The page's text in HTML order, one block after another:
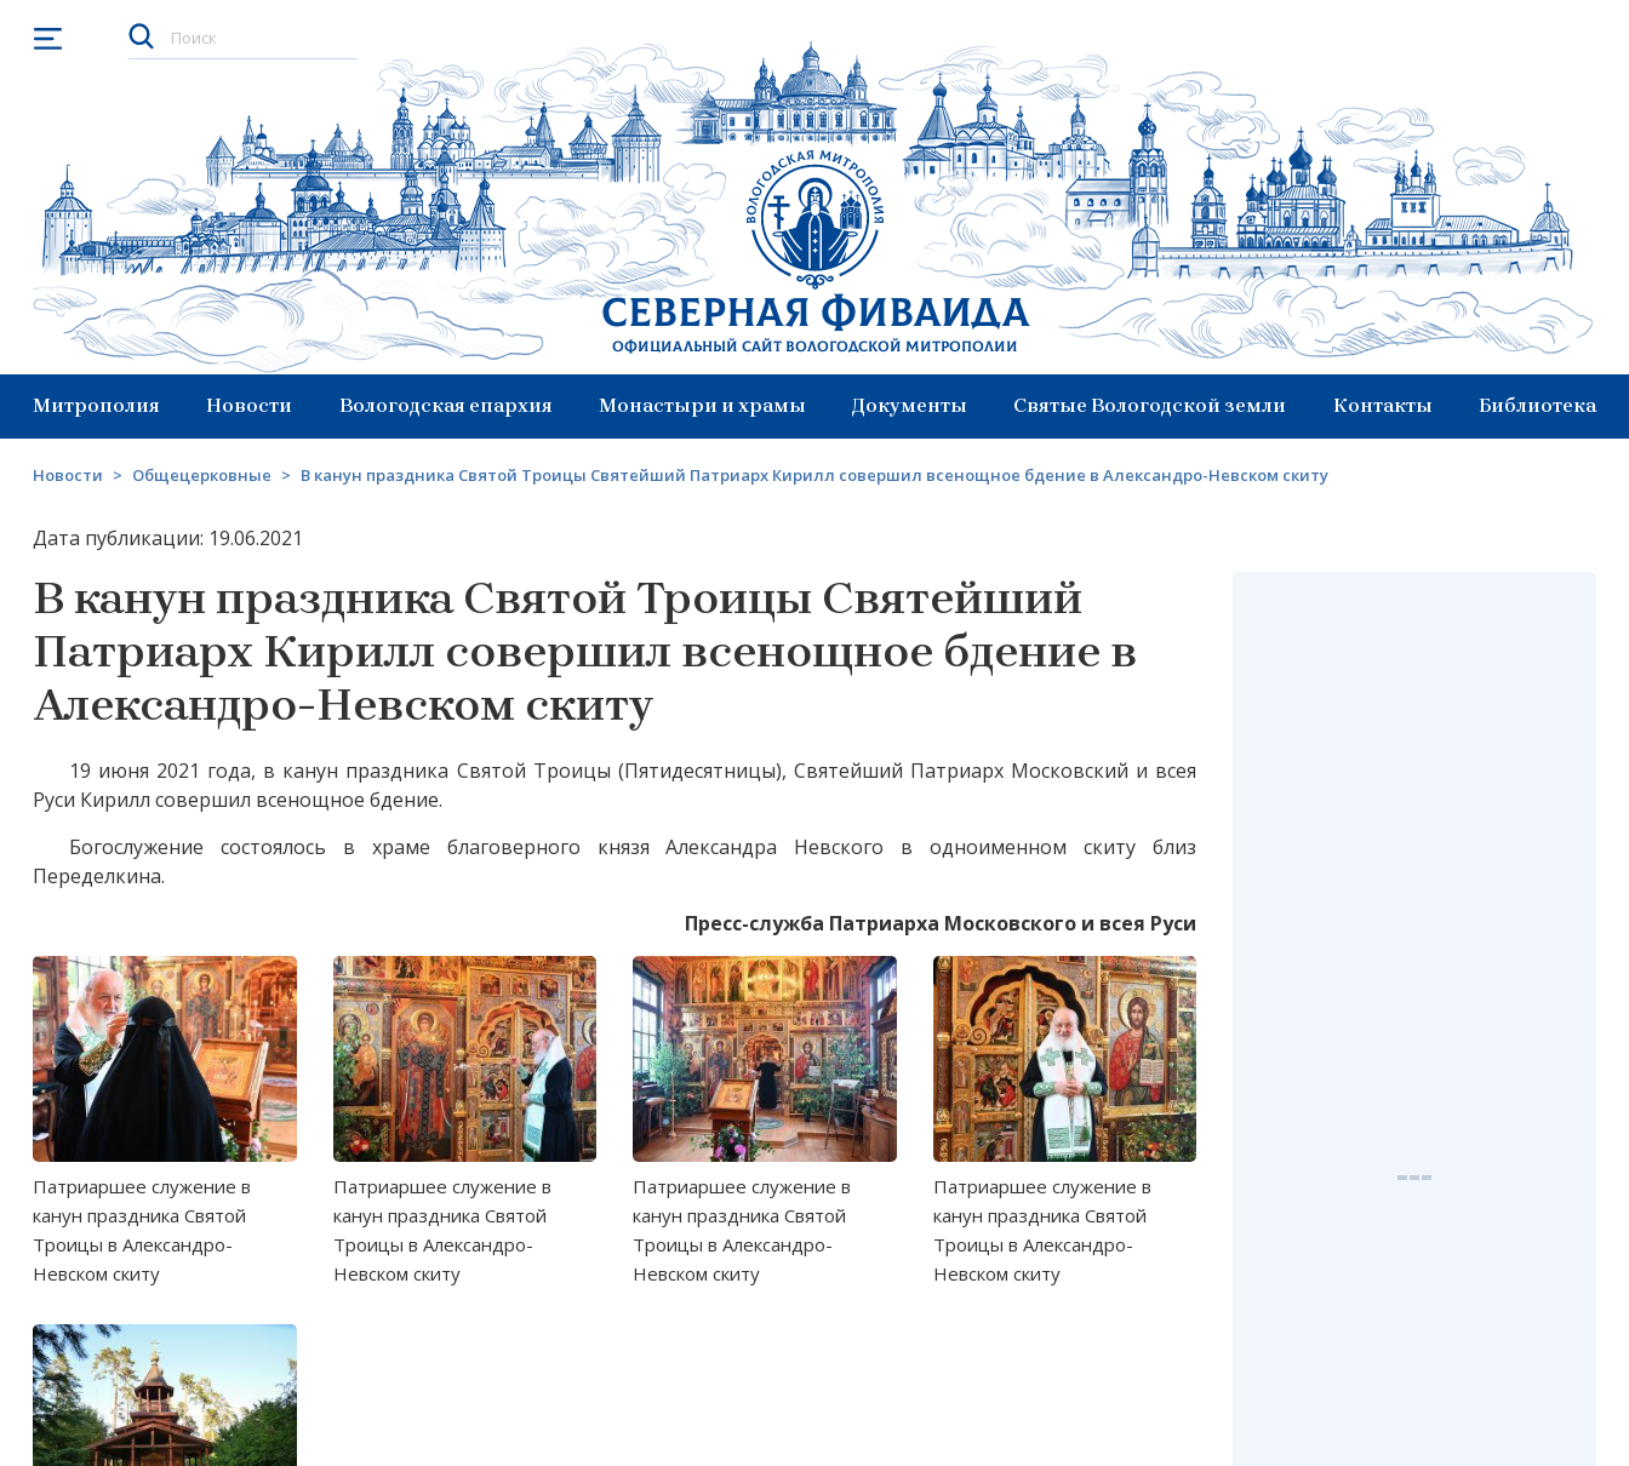
Открыть меню
Северная Фиваида
Официальный сайт Вологодской митрополии
Митрополия Новости Вологодская епархия Монастыри и храмы Документы Святые Вологодской земли Контакты Библиотека
Новости > Общецерковные > В канун праздника Святой Троицы Святейший Патриарх Кирилл совершил всенощное бдение в Александро-Невском скиту
Дата публикации: 19.06.2021
В канун праздника Святой Троицы Святейший
Патриарх Кирилл совершил всенощное бдение в
Александро-Невском скиту
19 июня 2021 года, в канун праздника Святой Троицы (Пятидесятницы), Святейший Патриарх Московский и всея
Руси Кирилл совершил всенощное бдение.
Богослужение состоялось в храме благоверного князя Александра Невского в одноименном скиту близ
Переделкина.
Пресс-служба Патриарха Московского и всея Руси
Патриаршее служение в
канун праздника Святой
Троицы в Александро-
Невском скиту
Патриаршее служение в
канун праздника Святой
Троицы в Александро-
Невском скиту
Патриаршее служение в
канун праздника Святой
Троицы в Александро-
Невском скиту
Патриаршее служение в
канун праздника Святой
Троицы в Александро-
Невском скиту